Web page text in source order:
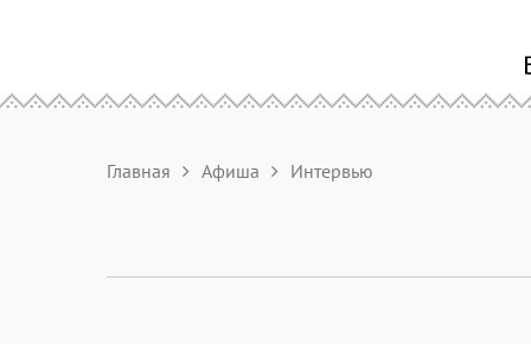
Главная Афиша Интервью